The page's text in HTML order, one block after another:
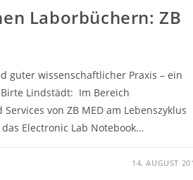
Laborbüchern: ZB
guter wissenschaftlicher Praxis – ein
Lindstädt: Im Bereich
von ZB MED am Lebenszyklus
Electronic Lab Notebook…
14. AUGUST